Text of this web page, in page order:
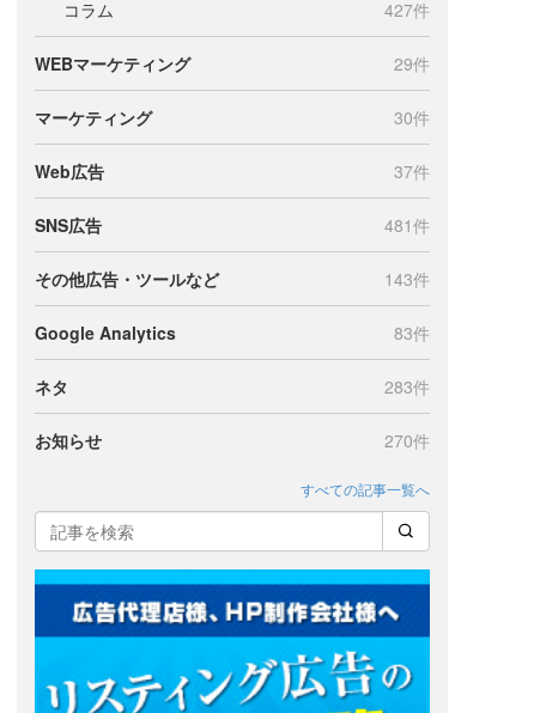
コラム 427件
WEBマーケティング 29件
マーケティング 30件
Web広告 37件
SNS広告 481件
その他広告・ツールなど 143件
Google Analytics 83件
ネタ 283件
お知らせ 270件
すべての記事一覧へ